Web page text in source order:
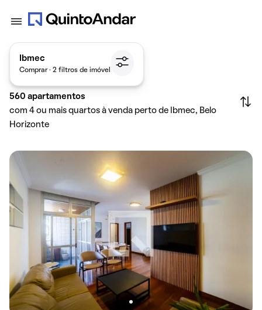
Ibmec
Comprar · 2 filtros de imóvel
560 apartamentos
com 4 ou mais quartos à venda perto de Ibmec, Belo
Horizonte